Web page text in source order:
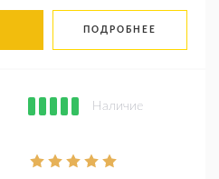
ПОДРОБНЕЕ
Наличие